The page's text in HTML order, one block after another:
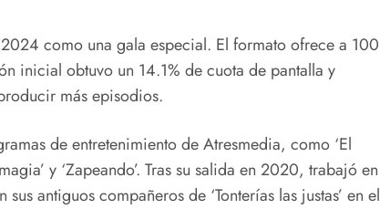
como una gala especial. El formato ofrece a 100
inicial obtuvo un 14.1% de cuota de pantalla y
más episodios.
de entretenimiento de Atresmedia, como ‘El
y ‘Zapeando’. Tras su salida en 2020, trabajó en
antiguos compañeros de ‘Tonterías las justas’ en el